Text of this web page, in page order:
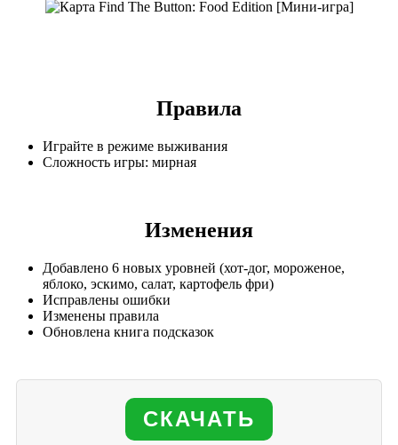
Правила
Играйте в режиме выживания
Сложность игры: мирная
Изменения
Добавлено 6 новых уровней (хот-дог, мороженое,
яблоко, эскимо, салат, картофель фри)
Исправлены ошибки
Изменены правила
Обновлена книга подсказок
СКАЧАТЬ